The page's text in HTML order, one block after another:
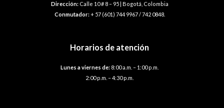
Dirección:Calle 10 # 8 – 95 | Bogotá, Colombia
Conmutador:+ 57 (601) 744 9967 / 742 0848.
Horarios de atención
Lunes a viernes de: 8:00 a.m. – 1:00 p.m.
2:00 p.m. – 4:30 p.m.